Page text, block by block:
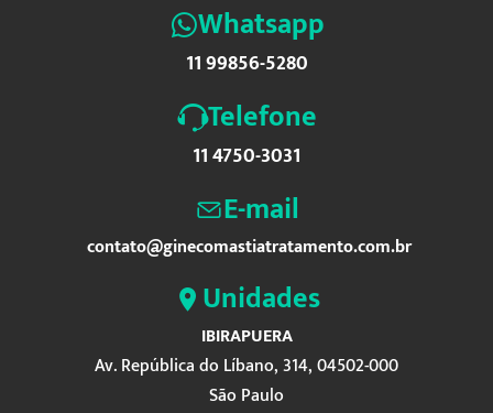
Whatsapp
11 99856-5280
Telefone
11 4750-3031
E-mail
contato@ginecomastiatratamento.com.br
Unidades
IBIRAPUERA
Av. República do Líbano, 314, 04502-000
São Paulo